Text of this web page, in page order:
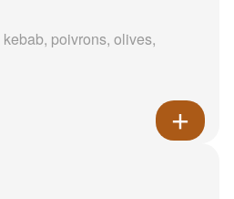
poivrons, olives,